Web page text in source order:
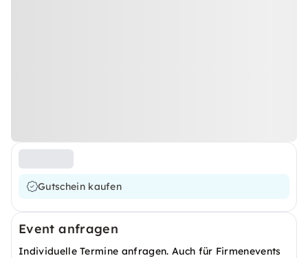
Gutschein kaufen
Event anfragen
Individuelle Termine anfragen. Auch für Firmenevents